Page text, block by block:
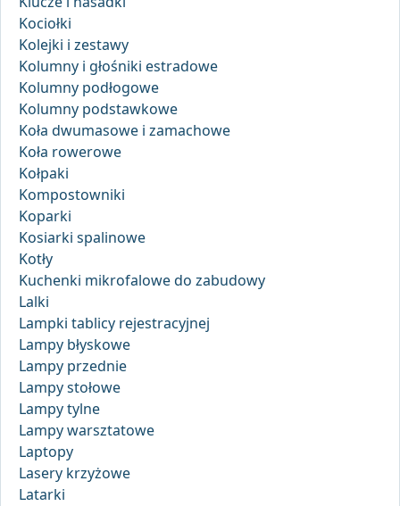
Kociołki
Kolejki i zestawy
Kolumny i głośniki estradowe
Kolumny podłogowe
Kolumny podstawkowe
Koła dwumasowe i zamachowe
Koła rowerowe
Kołpaki
Kompostowniki
Koparki
Kosiarki spalinowe
Kotły
Kuchenki mikrofalowe do zabudowy
Lalki
Lampki tablicy rejestracyjnej
Lampy błyskowe
Lampy przednie
Lampy stołowe
Lampy tylne
Lampy warsztatowe
Laptopy
Lasery krzyżowe
Latarki